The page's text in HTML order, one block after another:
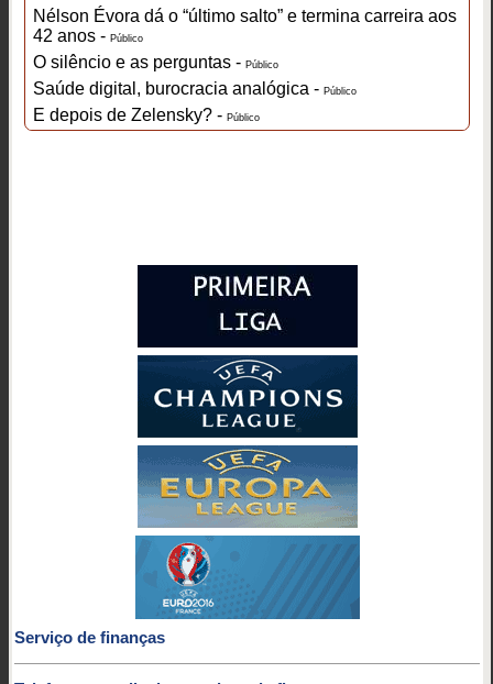
Nélson Évora dá o “último salto” e termina carreira aos
42 anos - Público
O silêncio e as perguntas - Público
Saúde digital, burocracia analógica - Público
E depois de Zelensky? - Público
Serviço de finanças